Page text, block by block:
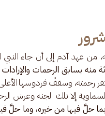
من عهد آدم إلى أن جاء النبي
منه بسابق الرحمات
رحمته، وسقفُ فردوسها
إلا تلك الجنة وعرش
حلَّ فيها من خيره، وما حلَّ